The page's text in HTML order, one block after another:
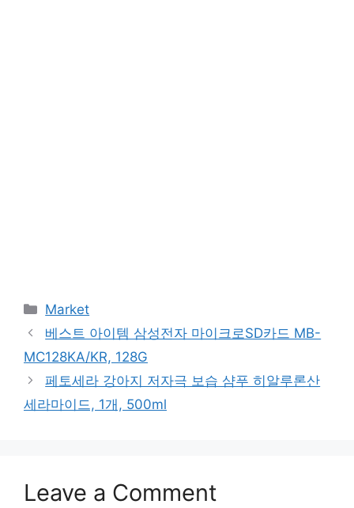
Categories
Market
베스트 아이템 삼성전자 마이크로SD카드 MB-
MC128KA/KR, 128G
페토세라 강아지 저자극 보습 샴푸 히알루론산
세라마이드, 1개, 500ml
Leave a Comment